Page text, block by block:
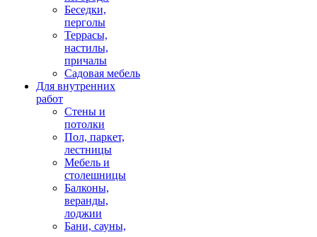
Беседки,
перголы
Террасы,
настилы,
причалы
Садовая мебель
Для внутренних
работ
Стены и
потолки
Пол, паркет,
лестницы
Мебель и
столешницы
Балконы,
веранды,
лоджии
Бани, сауны,